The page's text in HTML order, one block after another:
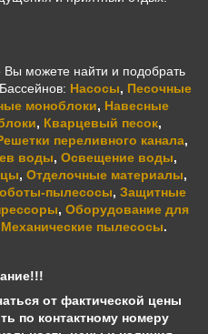
можете найти и подобрать
Насосы, Песочные
моноблоки, Навесные
, Кварцевый песок,
переливного канала,
воды, Освещение воды,
, Отделочные материалы,
пылесосы, Защитные
, Оборудование для
Механические пылесосы.
от фактической цены
по контактному номеру